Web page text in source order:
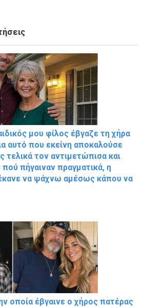
μου φίλος έβγαζε τη χήρα
αυτό που εκείνη αποκαλούσε
τον αντιμετώπισα και
πήγαιναν πραγματικά, η
να ψάχνω αμέσως κάπου να
οποία έβγαινε ο χήρος πατέρας